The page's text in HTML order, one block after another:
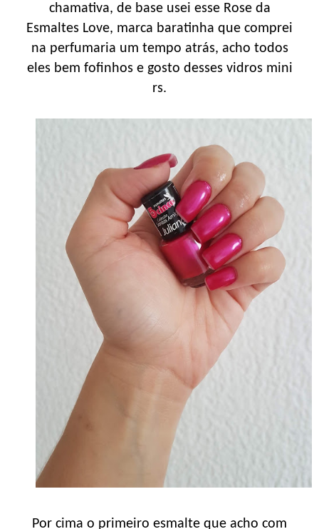
chamativa, de base usei esse Rose da
Esmaltes Love, marca baratinha que comprei
na perfumaria um tempo atrás, acho todos
eles bem fofinhos e gosto desses vidros mini
rs.
Por cima o primeiro esmalte que acho com